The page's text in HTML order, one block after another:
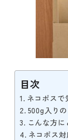
目次
ネコポスで
500g入り
こんな方
ネコポス